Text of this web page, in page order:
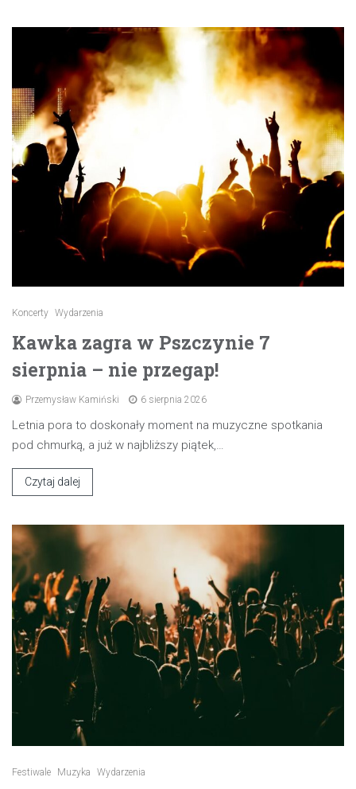
Koncerty Wydarzenia
Kawka zagra w Pszczynie 7
sierpnia – nie przegap!
Przemysław Kamiński 6 sierpnia 2026
Letnia pora to doskonały moment na muzyczne spotkania
pod chmurką, a już w najbliższy piątek,…
Czytaj dalej
Festiwale Muzyka Wydarzenia